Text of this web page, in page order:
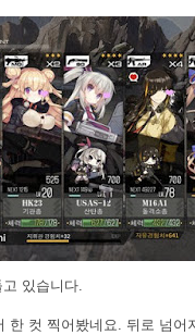
있습니다.
한 컷 찍어봤네요. 뒤로 넘